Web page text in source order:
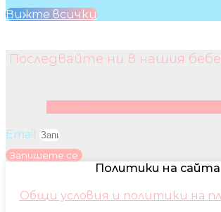
Вижте всички
Последвайте ни в нашия
Email
Запишете се
Политики на сайта
Общи условия и политики на